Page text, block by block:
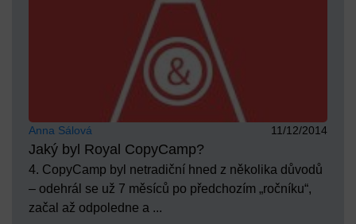
Anna Sálová 11/12/2014
Jaký byl Royal CopyCamp?
4. CopyCamp byl netradiční hned z několika důvodů
– odehrál se už 7 měsíců po předchozím „ročníku“,
začal až odpoledne a ...